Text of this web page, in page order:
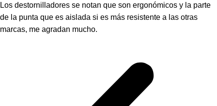
Los destornilladores se notan que son ergonómicos y la parte
de la punta que es aislada si es más resistente a las otras
marcas, me agradan mucho.